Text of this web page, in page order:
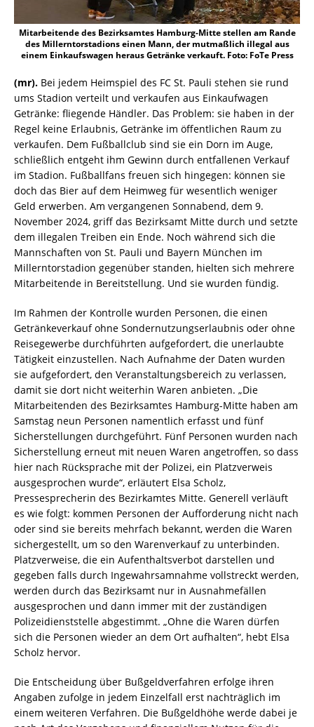
Mitarbeitende des Bezirksamtes Hamburg-Mitte stellen am Rande
des Millerntorstadions einen Mann, der mutmaßlich illegal aus
einem Einkaufswagen heraus Getränke verkauft. Foto: FoTe Press
(mr). Bei jedem Heimspiel des FC St. Pauli stehen sie rund
ums Stadion verteilt und verkaufen aus Einkaufwagen
Getränke: fliegende Händler. Das Problem: sie haben in der
Regel keine Erlaubnis, Getränke im öffentlichen Raum zu
verkaufen. Dem Fußballclub sind sie ein Dorn im Auge,
schließlich entgeht ihm Gewinn durch entfallenen Verkauf
im Stadion. Fußballfans freuen sich hingegen: können sie
doch das Bier auf dem Heimweg für wesentlich weniger
Geld erwerben. Am vergangenen Sonnabend, dem 9.
November 2024, griff das Bezirksamt Mitte durch und setzte
dem illegalen Treiben ein Ende. Noch während sich die
Mannschaften von St. Pauli und Bayern München im
Millerntorstadion gegenüber standen, hielten sich mehrere
Mitarbeitende in Bereitstellung. Und sie wurden fündig.
Im Rahmen der Kontrolle wurden Personen, die einen
Getränkeverkauf ohne Sondernutzungserlaubnis oder ohne
Reisegewerbe durchführten aufgefordert, die unerlaubte
Tätigkeit einzustellen. Nach Aufnahme der Daten wurden
sie aufgefordert, den Veranstaltungsbereich zu verlassen,
damit sie dort nicht weiterhin Waren anbieten. „Die
Mitarbeitenden des Bezirksamtes Hamburg-Mitte haben am
Samstag neun Personen namentlich erfasst und fünf
Sicherstellungen durchgeführt. Fünf Personen wurden nach
Sicherstellung erneut mit neuen Waren angetroffen, so dass
hier nach Rücksprache mit der Polizei, ein Platzverweis
ausgesprochen wurde“, erläutert Elsa Scholz,
Pressesprecherin des Bezirkamtes Mitte. Generell verläuft
es wie folgt: kommen Personen der Aufforderung nicht nach
oder sind sie bereits mehrfach bekannt, werden die Waren
sichergestellt, um so den Warenverkauf zu unterbinden.
Platzverweise, die ein Aufenthaltsverbot darstellen und
gegeben falls durch Ingewahrsamnahme vollstreckt werden,
werden durch das Bezirksamt nur in Ausnahmefällen
ausgesprochen und dann immer mit der zuständigen
Polizeidienststelle abgestimmt. „Ohne die Waren dürfen
sich die Personen wieder an dem Ort aufhalten“, hebt Elsa
Scholz hervor.
Die Entscheidung über Bußgeldverfahren erfolge ihren
Angaben zufolge in jedem Einzelfall erst nachträglich im
einem weiteren Verfahren. Die Bußgeldhöhe werde dabei je